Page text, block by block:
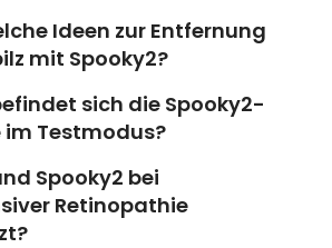
Ideen zur Entfernung
mit Spooky2?
sich die Spooky2-
im Testmodus?
Spooky2 bei
Retinopathie